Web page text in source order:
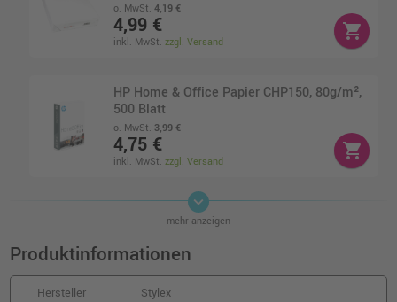
o. MwSt.4,19 €
4,99 €
inkl. MwSt.zzgl. Versand
shopping_cart
HP Home & Office Papier CHP150, 80g/m²,
500 Blatt
o. MwSt. 3,99 €
4,75 €
inkl. MwSt.zzgl. Versand
shopping_cart
Stylex Klebefilm-Tischabroller, inkl. 1 Rolle
Klebefilm
o. MwSt.
4,20 €
inkl. MwSt.zzgl. Versand
keyboard_arrow_down
mehr anzeigen
Produktinformationen
Hersteller
Stylex